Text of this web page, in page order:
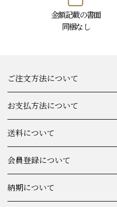
金額記載の書面
同梱なし
ご注文方法について
お支払方法について
送料について
会員登録について
納期について